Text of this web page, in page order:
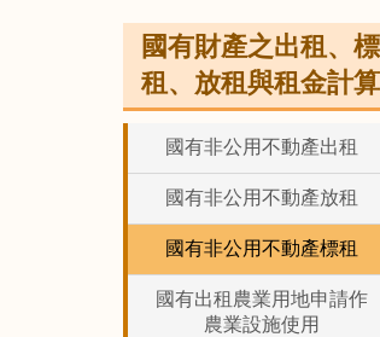
國有財產之出租、標
租、放租與租金計算
國有非公用不動產出租
國有非公用不動產放租
國有非公用不動產標租
國有出租農業用地申請作
農業設施使用